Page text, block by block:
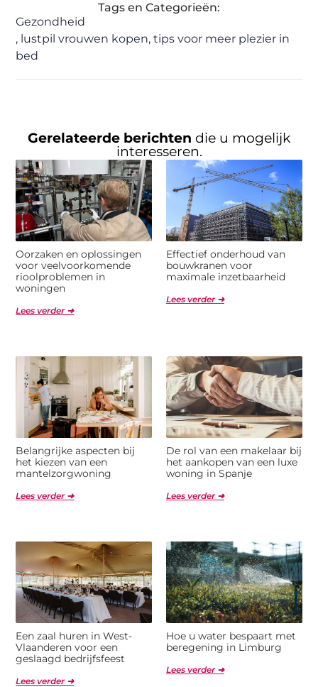
Tags en Categorieën:
Gezondheid
, lustpil vrouwen kopen,tips voor meer plezier in
bed
Gerelateerde berichten die u mogelijk
interesseren.
Oorzaken en oplossingen
voor veelvoorkomende
rioolproblemen in
woningen
Lees verder ➜
Effectief onderhoud van
bouwkranen voor
maximale inzetbaarheid
Lees verder ➜
Belangrijke aspecten bij
het kiezen van een
mantelzorgwoning
Lees verder ➜
De rol van een makelaar bij
het aankopen van een luxe
woning in Spanje
Lees verder ➜
Een zaal huren in West-
Vlaanderen voor een
geslaagd bedrijfsfeest
Lees verder ➜
Hoe u water bespaart met
beregening in Limburg
Lees verder ➜